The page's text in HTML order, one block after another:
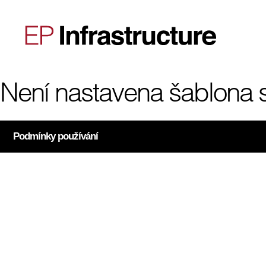
Není nastavena šablona
Podmínky používání